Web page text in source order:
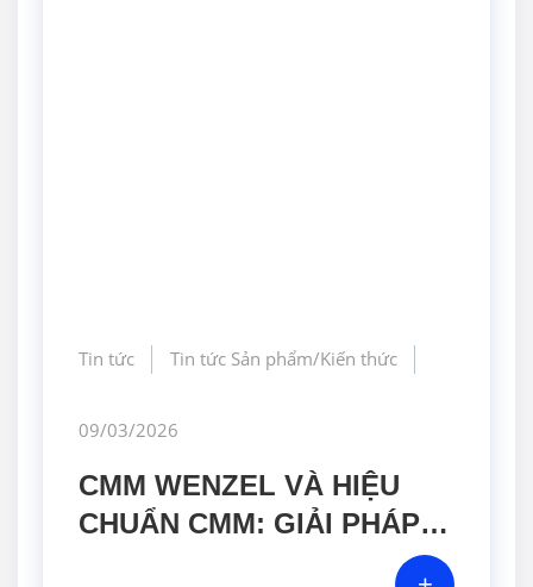
Tin tức Tin tức Sản phẩm/Kiến thức
09/03/2026
CMM WENZEL VÀ HIỆU
CHUẨN CMM: GIẢI PHÁP
KIỂM SOÁT CHẤT LƯỢNG